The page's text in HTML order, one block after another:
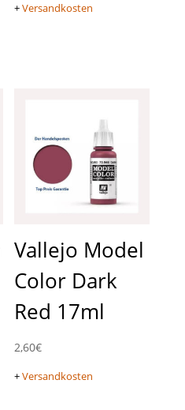
+Versandkosten
Vallejo Model
Color Dark
Red 17ml
2,60€
+Versandkosten